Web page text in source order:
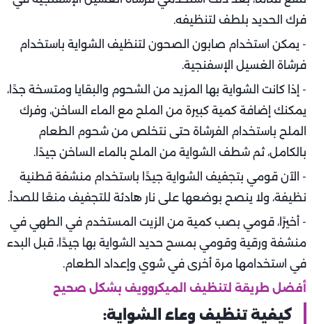
فرك الحديد بلطف لتنظيفه.
- يمكن استخدام صابون الصحون لتنظيف الشواية باستخدام
فرشاة الغسيل الإسفنجية.
- إذا كانت الشواية بها المزيد من الشحوم والبقايا ومتسخة جدًا،
يمكنك إضافة كمية كبيرة من الملح مع الماء الساخن، وفرك
الملح باستخدام الفرشاة حتى نتخلص من شحوم الطعام
بالكامل، ثم شطف الشواية من الملح بالماء الساخن جيدًا.
- الآن قومي بتجفيف الشواية جيدًا باستخدام منشفة قطنية
نظيفة، ولا ينصح بوضعها على نار هادئة للتجفيف منعًا للصدأ.
- أخيرًا، قومي بصب كمية من الزيت المستخدم في الطهي في
منشفة ورقية وقومي بمسح حديد الشواية بها جيدًا، قبل البدء
في استخدامها مرة أخرى في شوي وإعداد الطعام.
أفضل طريقة لتنظيف الميكروويف بشكل صحيح
كيفية تنظيف وعاء الشواية: